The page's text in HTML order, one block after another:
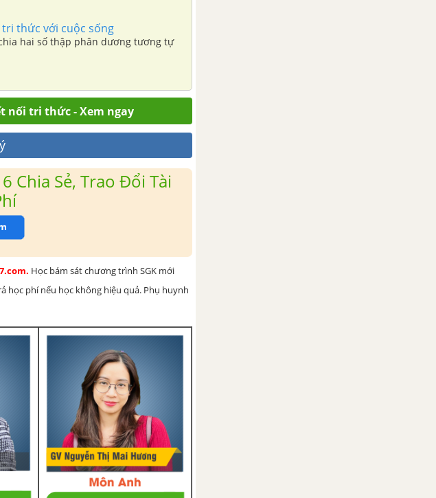
tri thức với cuộc sống
hai số thập phân dương tương tự
nối tri thức - Xem ngay
Chia Sẻ, Trao Đổi Tài
Học bám sát chương trình SGK mới
học phí nếu học không hiệu quả. Phụ huynh